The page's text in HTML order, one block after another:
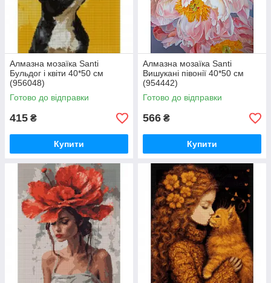
Алмазна мозаїка Santi
Бульдог і квіти 40*50 см
(956048)
Готово до відправки
415 ₴
Купити
Алмазна мозаїка Santi
Вишукані півонії 40*50 см
(954442)
Готово до відправки
566 ₴
Купити